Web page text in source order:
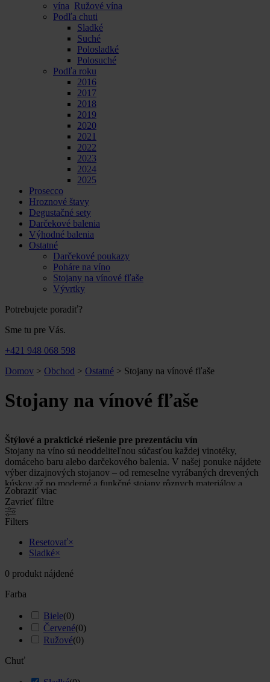
Ružové vína
Podľa chuti
Sladké
Suché
Polosladké
Polosuché
Podľa roku
2016
2017
2018
2019
2020
2021
2022
2023
2024
2025
Prosecco
Hroznové štavy
Degustačné sety
Darčekové balenia
Výhodné balenia
Ostatné
Darčekové poukazy
Poháre na víno
Stojany na vínové fľaše
Vývrtky
Potrebujete poradiť?
Sme tu pre Vás.
+421 948 068 598
Domov > Obchod > Ostatné > Stojany na vínové fľaše
Stojany na vínové fľaše
Štýlové a praktické riešenie pre prezentáciu vín
Stojany na víno sú neoddeliteľnou súčasťou každej vinotéky,
domáceho baru alebo darčekového balenia. V našej ponuke nájdete
výber dizajnových stojanov – od remeselne vyrábaných drevených
kúskov až po moderné a funkčné stojany rôznych materiálov a
veľkostí.
Každý stojan je navrhnutý tak, aby nielen bezpečne uskladnil vaše
vína vo vhodnej polohe, ale zároveň vynikol ako estetický doplnok.
Či už hľadáte elegantné riešenie pre 1–2 fľaše alebo stojan pre
väčšiu zbierku, u nás si vyberiete.
💡 Prečo stojan na víno?
organizuje a šetrí priestor
zvyšuje estetickú hodnotu domácnosti, kancelárie či vinotéky
Vytvorte si vlastný vínny kútik, v ktorom bude každý detail
Zobraziť viac
Zavrieť filtre
Filters
Resetovať×
Sladké×
0 produkt nájdené
Farba
Biele(0)
Červené(0)
Ružové(0)
Chuť